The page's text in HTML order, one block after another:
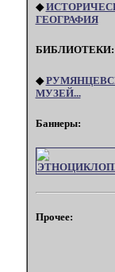
◆
ГЕОГРАФИЯ
БИБЛИОТЕКИ:
◆
МУЗЕЙ...
Баннеры:
Прочее: